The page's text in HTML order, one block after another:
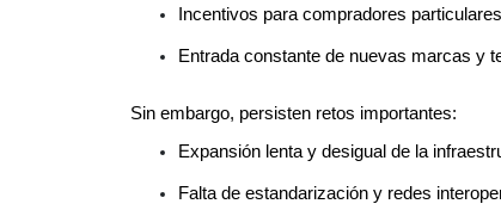
Incentivos para compradores
Entrada constante de nuevas marcas y
Sin embargo, persisten retos importantes:
Expansión lenta y desigual de la
Falta de estandarización y redes